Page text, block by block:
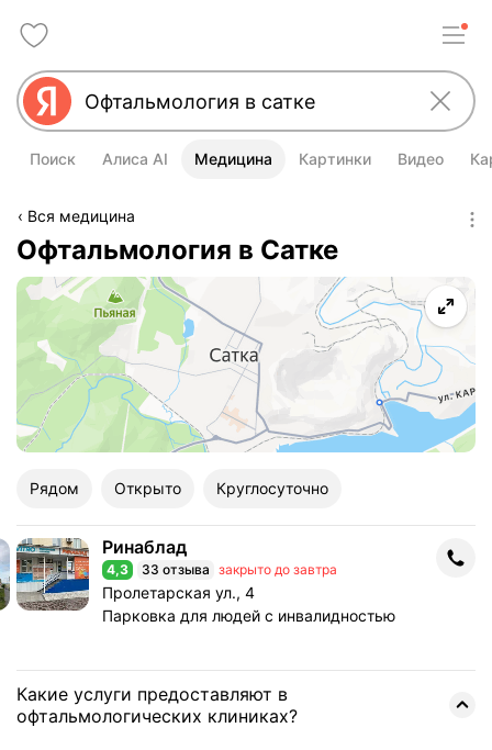
Поиск Алиса AI Медицина Картинки Видео
Вся медицина
Офтальмология в Сатке
Рядом Открыто Круглосуточно
Ринаблад Ринаблад
Рейтинг 4,3 из 5
4,3 33 отзыва закрыто до завтра
Адрес: Пролетарская ул., 4 .
Пролетарская ул., 4
Парковка для людей с инвалидностью
Какие услуги предоставляют в
офтальмологических клиниках?